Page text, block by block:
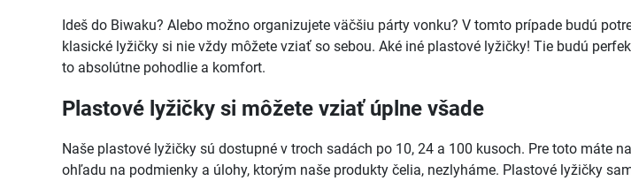
Ideš do Biwaku? Alebo možno organizujete väčšiu párty vonku? V tomto prípade budú
klasické lyžičky si nie vždy môžete vziať so sebou. Aké iné plastové lyžičky! Tie budú
to absolútne pohodlie a komfort.
Plastové lyžičky si môžete vziať úplne všade
Naše plastové lyžičky sú dostupné v troch sadách po 10, 24 a 100 kusoch. Pre toto máte
ohľadu na podmienky a úlohy, ktorým naše produkty čelia, nezlyháme. Plastové lyžičky